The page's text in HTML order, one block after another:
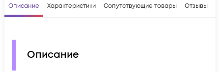
Описание Характеристики Сопутствующие товары Отзывы
Описание